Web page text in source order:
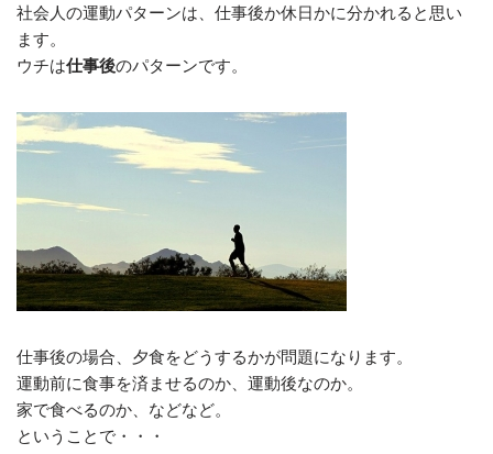
社会人の運動パターンは、仕事後か休日かに分かれると思い
ます。
ウチは仕事後のパターンです。
仕事後の場合、夕食をどうするかが問題になります。
運動前に食事を済ませるのか、運動後なのか。
家で食べるのか、などなど。
ということで・・・